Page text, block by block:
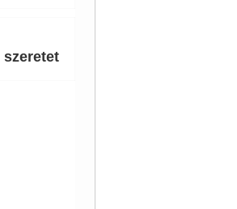
szeretet